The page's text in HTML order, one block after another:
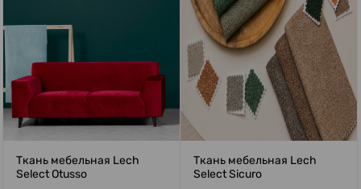
Ткань мебельная Lech
Select Otusso
Ткань мебельная Lech
Select Sicuro